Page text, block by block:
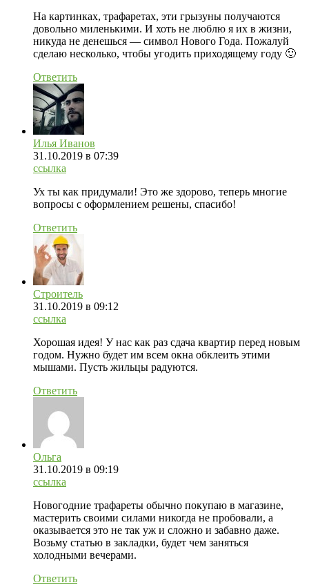
На картинках, трафаретах, эти грызуны получаются
довольно миленькими. И хоть не люблю я их в жизни,
никуда не денешься — символ Нового Года. Пожалуй
сделаю несколько, чтобы угодить приходящему году 🙂
Ответить
Илья Иванов
31.10.2019 в 07:39
ссылка
Ух ты как придумали! Это же здорово, теперь многие
вопросы с оформлением решены, спасибо!
Ответить
Строитель
31.10.2019 в 09:12
ссылка
Хорошая идея! У нас как раз сдача квартир перед новым
годом. Нужно будет им всем окна обклеить этими
мышами. Пусть жильцы радуются.
Ответить
Ольга
31.10.2019 в 09:19
ссылка
Новогодние трафареты обычно покупаю в магазине,
мастерить своими силами никогда не пробовали, а
оказывается это не так уж и сложно и забавно даже.
Возьму статью в закладки, будет чем заняться
холодными вечерами.
Ответить